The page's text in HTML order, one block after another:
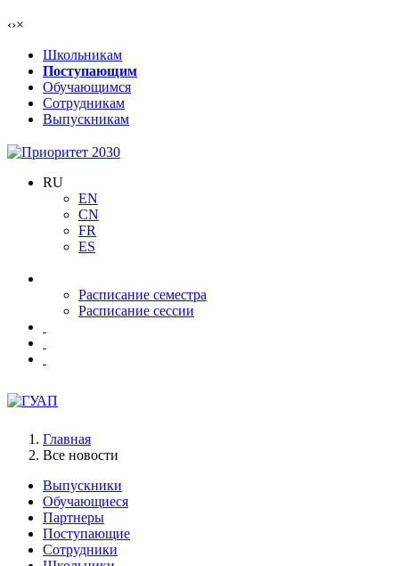
‹›×
Школьникам
Поступающим
Обучающимся
Сотрудникам
Выпускникам
RU
EN
CN
FR
ES
Расписание семестра
Расписание сессии
Главная
Все новости
Выпускники
Обучающиеся
Партнеры
Поступающие
Сотрудники